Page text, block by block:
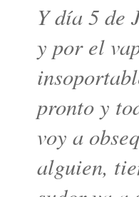
Y día 5 de
y por el
pronto y
voy a
alguien,